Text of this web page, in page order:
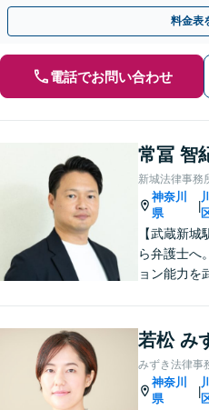
額交渉の経験豊富」【休日・夜間相
料金表
電話でお問い合わせ
常冨 智
新城法律事務
神奈川
県
|
【武蔵新
ら弁護士へ
ョン能力を
問題】不貞
分与・養育
続手続は他
ンストップ
若松 み
みずき法律事
神奈川
県
|